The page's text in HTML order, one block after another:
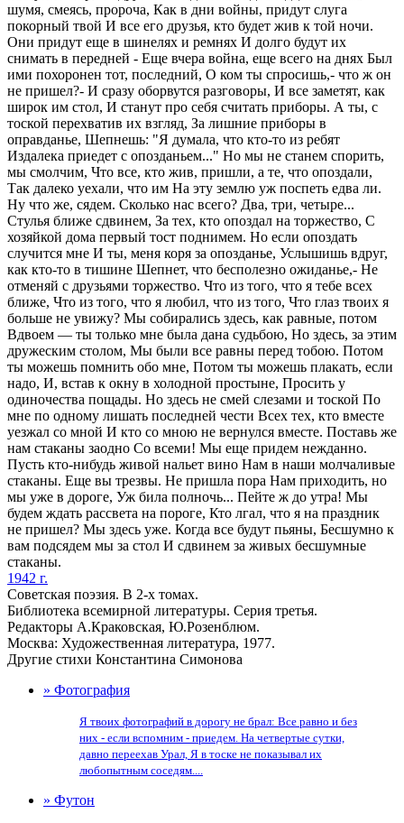
шумя, смеясь, пророча, Как в дни войны, придут слуга
покорный твой И все его друзья, кто будет жив к той ночи.
Они придут еще в шинелях и ремнях И долго будут их
снимать в передней - Еще вчера война, еще всего на днях Был
ими похоронен тот, последний, О ком ты спросишь,- что ж он
не пришел?- И сразу оборвутся разговоры, И все заметят, как
широк им стол, И станут про себя считать приборы. А ты, с
тоской перехватив их взгляд, За лишние приборы в
оправданье, Шепнешь: "Я думала, что кто-то из ребят
Издалека приедет с опозданьем..." Но мы не станем спорить,
мы смолчим, Что все, кто жив, пришли, а те, что опоздали,
Так далеко уехали, что им На эту землю уж поспеть едва ли.
Ну что же, сядем. Сколько нас всего? Два, три, четыре...
Стулья ближе сдвинем, За тех, кто опоздал на торжество, С
хозяйкой дома первый тост поднимем. Но если опоздать
случится мне И ты, меня коря за опозданье, Услышишь вдруг,
как кто-то в тишине Шепнет, что бесполезно ожиданье,- Не
отменяй с друзьями торжество. Что из того, что я тебе всех
ближе, Что из того, что я любил, что из того, Что глаз твоих я
больше не увижу? Мы собирались здесь, как равные, потом
Вдвоем — ты только мне была дана судьбою, Но здесь, за этим
дружеским столом, Мы были все равны перед тобою. Потом
ты можешь помнить обо мне, Потом ты можешь плакать, если
надо, И, встав к окну в холодной простыне, Просить у
одиночества пощады. Но здесь не смей слезами и тоской По
мне по одному лишать последней чести Всех тех, кто вместе
уезжал со мной И кто со мною не вернулся вместе. Поставь же
нам стаканы заодно Со всеми! Мы еще придем нежданно.
Пусть кто-нибудь живой нальет вино Нам в наши молчаливые
стаканы. Еще вы трезвы. Не пришла пора Нам приходить, но
мы уже в дороге, Уж била полночь... Пейте ж до утра! Мы
будем ждать рассвета на пороге, Кто лгал, что я на праздник
не пришел? Мы здесь уже. Когда все будут пьяны, Бесшумно к
вам подсядем мы за стол И сдвинем за живых бесшумные
стаканы.
1942 г.
Советская поэзия. В 2-х томах.
Библиотека всемирной литературы. Серия третья.
Редакторы А.Краковская, Ю.Розенблюм.
Москва: Художественная литература, 1977.
Другие стихи Константина Симонова
» Фотография
Я твоих фотографий в дорогу не брал: Все равно и без
них - если вспомним - приедем. На четвертые сутки,
давно переехав Урал, Я в тоске не показывал их
любопытным соседям....
» Футон